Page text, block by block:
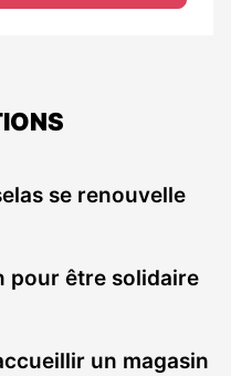
se renouvelle
pour être solidaire
un magasin